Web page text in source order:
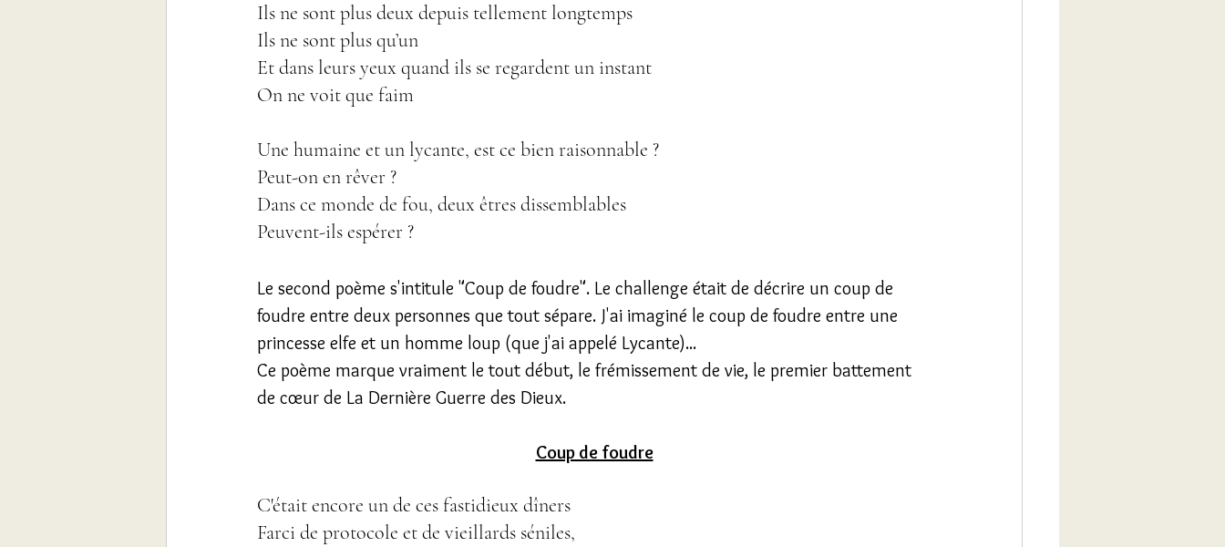
Ils ne sont plus deux depuis tellement longtemps
Ils ne sont plus qu’un
Et dans leurs yeux quand ils se regardent un instant
On ne voit que faim
Une humaine et un lycante, est ce bien raisonnable ?
Peut-on en rêver ?
Dans ce monde de fou, deux êtres dissemblables
Peuvent-ils espérer ?
Le second poème s'intitule "Coup de foudre". Le challenge était de décrire un coup de
foudre entre deux personnes que tout sépare. J'ai imaginé le coup de foudre entre une
princesse elfe et un homme loup (que j'ai appelé Lycante)...
Ce poème marque vraiment le tout début, le frémissement de vie, le premier battement
de cœur de La Dernière Guerre des Dieux.
Coup de foudre
C'était encore un de ces fastidieux dîners
Farci de protocole et de vieillards séniles,